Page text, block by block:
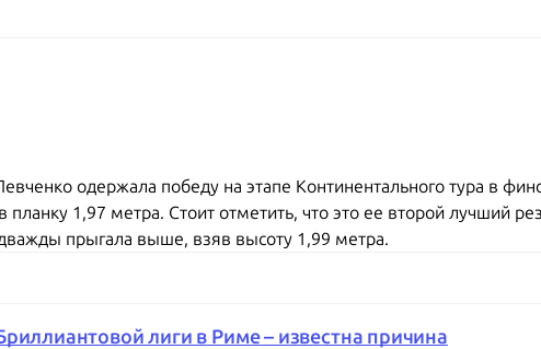
одержала победу на этапе Континентального тура в
1,97 метра. Стоит отметить, что это ее второй лучший
прыгала выше, взяв высоту 1,99 метра.
лиги в Риме – известна причина